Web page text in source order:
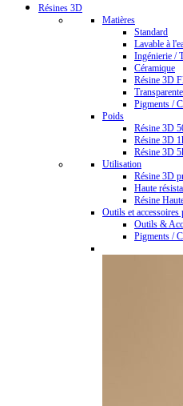
Résines 3D
Matières
Standard
Lavable à
Ingénierie /
Céramique
Résine 3D
Pigments /
Poids
Résine 3D
Résine 3D
Résine 3D
Utilisation
Résine 3D
Haute
Résine
Outils et
Outils &
Pigments /